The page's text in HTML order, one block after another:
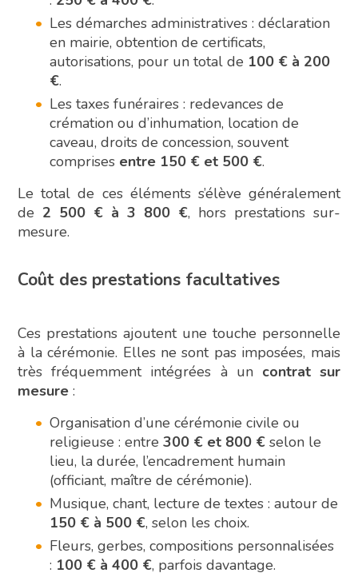
Les démarches administratives : déclaration
en mairie, obtention de certificats,
autorisations, pour un total de 100 € à 200
€.
Les taxes funéraires : redevances de
crémation ou d’inhumation, location de
caveau, droits de concession, souvent
comprises entre 150 € et 500 €.
Le total de ces éléments s’élève généralement
de 2 500 € à 3 800 €, hors prestations sur-
mesure.
Coût des prestations facultatives
Ces prestations ajoutent une touche personnelle
à la cérémonie. Elles ne sont pas imposées, mais
très fréquemment intégrées à un contrat sur
mesure :
Organisation d’une cérémonie civile ou
religieuse : entre300 € et 800 € selon le
lieu, la durée, l’encadrement humain
(officiant, maître de cérémonie).
Musique, chant, lecture de textes : autour de
150 € à 500 €, selon les choix.
Fleurs, gerbes, compositions personnalisées
: 100 € à 400 €, parfois davantage.